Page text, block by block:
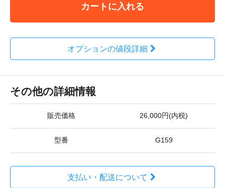
カートに入れる
オプションの値段詳細
その他の詳細情報
販売価格 26,000円(内税)
型番 G159
支払い・配送について